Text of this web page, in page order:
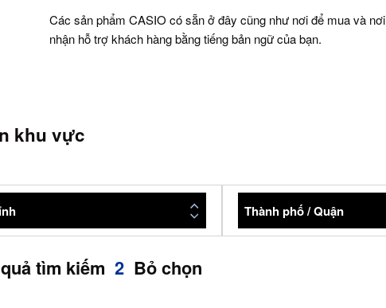
Các sản phẩm CASIO có sẵn ở đây cũng như nơi để mua và nơi
nhận hỗ trợ khách hàng bằng tiếng bản ngữ của bạn.
khu vực
Thành phố / Quận
tìm kiếm2 Bỏ chọn